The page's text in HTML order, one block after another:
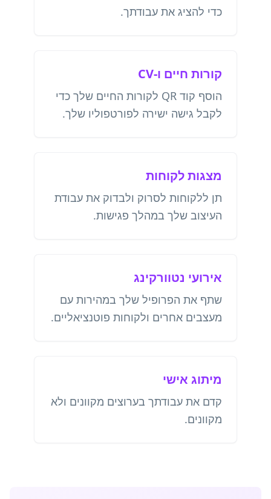
כדי להציג את עבודתך.
קורות חיים ו-CV
הוסף קוד QR לקורות החיים שלך כדי
לקבל גישה ישירה לפורטפוליו שלך.
מצגות לקוחות
תן ללקוחות לסרוק ולבדוק את עבודת
העיצוב שלך במהלך פגישות.
אירועי נטוורקינג
שתף את הפרופיל שלך במהירות עם
מעצבים אחרים ולקוחות פוטנציאליים.
מיתוג אישי
קדם את עבודתך בערוצים מקוונים ולא
מקוונים.